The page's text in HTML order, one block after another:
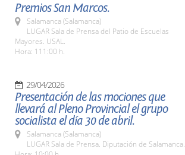
Premios San Marcos.
Salamanca (Salamanca)
LUGAR Sala de Prensa del Patio de Escuelas
Mayores. USAL.
Hora: 111:00 h.
29/04/2026
Presentación de las mociones que
llevará al Pleno Provincial el grupo
socialista el día 30 de abril.
Salamanca (Salamanca)
LUGAR Sala de Prensa. Diputación de Salamanca.